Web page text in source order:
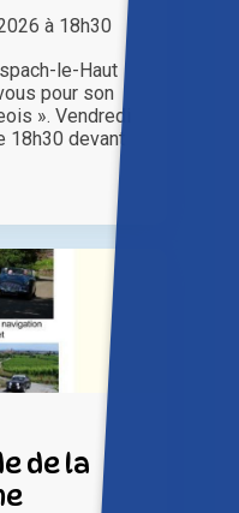
à 18h30
le-Haut
pour son
». Vendredi
18h30 devant
de la